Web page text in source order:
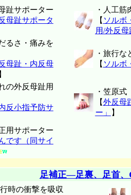
趾サポーター
母趾サポータ
・人工筋
【 ソルボ
用/外反
るさ・痛みを
母趾・内反母
】
・旅行な
【 ソルボ
の外反母趾用
反小指予防サ
・笠原式
【外反母
ー」
】
用サポーター
です（同サイ
足補正―足裏、足首
時の衝撃を吸収